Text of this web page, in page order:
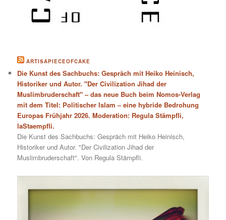
ARTISAPIECEOFCAKE
Die Kunst des Sachbuchs: Gespräch mit Heiko Heinisch,
Historiker und Autor. "Der Civilization Jihad der
Muslimbruderschaft" – das neue Buch beim Nomos-Verlag
mit dem Titel: Politischer Islam – eine hybride Bedrohung
Europas Frühjahr 2026. Moderation: Regula Stämpfli,
laStaempfli.
Die Kunst des Sachbuchs: Gespräch mit Heiko Heinisch,
Historiker und Autor. "Der Civilization Jihad der
Muslimbruderschaft". Von Regula Stämpfli.